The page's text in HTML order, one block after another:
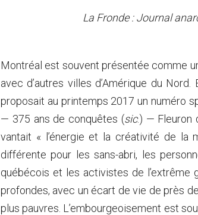
La Fronde : Journal
Montréal est souvent présentée comme
avec d’autres villes d’Amérique du
proposait au printemps 2017 un numéro
— 375 ans de conquêtes (sic.) — Fleuron
vantait « l’énergie et la créativité de la
différente pour les sans-abri, les
québécois et les activistes de l’extrême
profondes, avec un écart de vie de près
plus pauvres. L’embourgeoisement est